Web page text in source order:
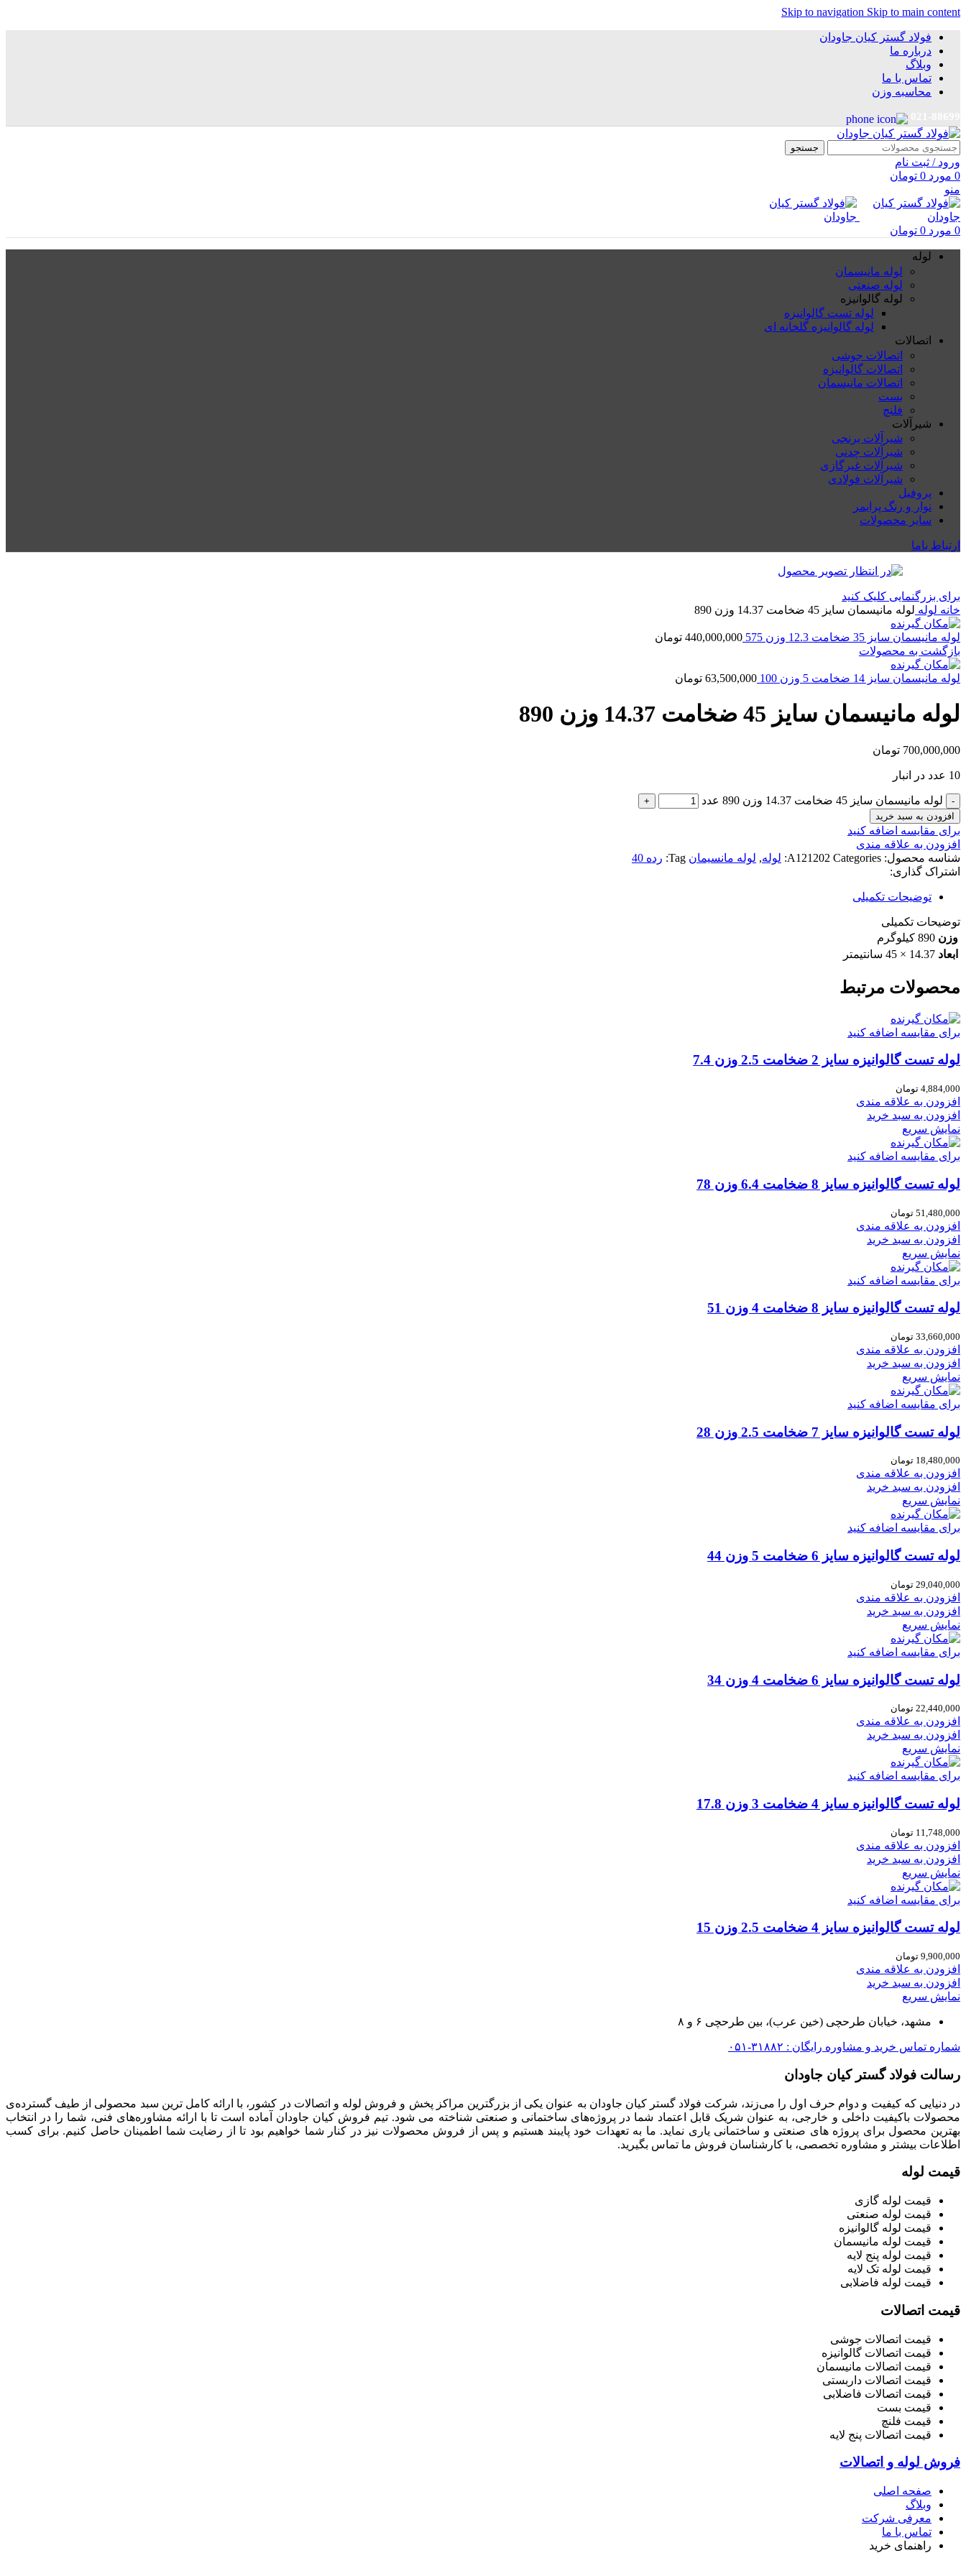
Skip to navigation Skip to main content
فولاد گستر کیان جاودان
درباره ما
وبلاگ
تماس با ما
محاسبه وزن
جستجو
ورود / ثبت نام
0 مورد 0 تومان
منو
0 مورد 0 تومان
لوله
لوله مانیسمان
لوله صنعتی
لوله گالوانیزه
لوله تست گالوانیزه
لوله گالوانیزه گلخانه ای
اتصالات
اتصالات جوشی
اتصالات گالوانیزه
اتصالات مانیسمان
بست
فلنچ
شیرآلات
شیرآلات برنجی
شیرآلات چدنی
شیرآلات غیرگازی
شیرآلات فولادی
پروفیل
نوار و رنگ پرایمر
سایر محصولات
ارتباط باما
برای بزرگنمایی کلیک کنید
خانه لوله لوله مانیسمان سایز 45 ضخامت 14.37 وزن 890
لوله مانیسمان سایز 35 ضخامت 12.3 وزن 575 440,000,000 تومان
بازگشت به محصولات
لوله مانیسمان سایز 14 ضخامت 5 وزن 100 63,500,000 تومان
لوله مانیسمان سایز 45 ضخامت 14.37 وزن 890
700,000,000 تومان
10 عدد در انبار
لوله مانیسمان سایز 45 ضخامت 14.37 وزن 890 عدد
افزودن به سبد خرید
برای مقایسه اضافه کنید
افزودن به علاقه مندی
شناسه محصول:
A121202 Categories: لوله, لوله مانسیمان Tag: رده 40
اشتراک گذاری:
توضیحات تکمیلی
توضیحات تکمیلی
وزن 890 کیلوگرم
ابعاد 14.37 × 45 سانتیمتر
محصولات مرتبط
برای مقایسه اضافه کنید
لوله تست گالوانیزه سایز 2 ضخامت 2.5 وزن 7.4
4,884,000 تومان
افزودن به علاقه مندی
افزودن به سبد خرید
نمایش سریع
برای مقایسه اضافه کنید
لوله تست گالوانیزه سایز 8 ضخامت 6.4 وزن 78
51,480,000 تومان
افزودن به علاقه مندی
افزودن به سبد خرید
نمایش سریع
برای مقایسه اضافه کنید
لوله تست گالوانیزه سایز 8 ضخامت 4 وزن 51
33,660,000 تومان
افزودن به علاقه مندی
افزودن به سبد خرید
نمایش سریع
برای مقایسه اضافه کنید
لوله تست گالوانیزه سایز 7 ضخامت 2.5 وزن 28
18,480,000 تومان
افزودن به علاقه مندی
افزودن به سبد خرید
نمایش سریع
برای مقایسه اضافه کنید
لوله تست گالوانیزه سایز 6 ضخامت 5 وزن 44
29,040,000 تومان
افزودن به علاقه مندی
افزودن به سبد خرید
نمایش سریع
برای مقایسه اضافه کنید
لوله تست گالوانیزه سایز 6 ضخامت 4 وزن 34
22,440,000 تومان
افزودن به علاقه مندی
افزودن به سبد خرید
نمایش سریع
برای مقایسه اضافه کنید
لوله تست گالوانیزه سایز 4 ضخامت 3 وزن 17.8
11,748,000 تومان
افزودن به علاقه مندی
افزودن به سبد خرید
نمایش سریع
برای مقایسه اضافه کنید
لوله تست گالوانیزه سایز 4 ضخامت 2.5 وزن 15
9,900,000 تومان
افزودن به علاقه مندی
افزودن به سبد خرید
نمایش سریع
مشهد، خیابان طرحچی (خین عرب)، بین طرحچی ۶ و ۸
شماره تماس خرید و مشاوره رایگان : ۳۱۸۸۲-۰۵۱
رسالت فولاد گستر کیان جاودان
در دنیایی که کیفیت و دوام حرف اول را می‌زند، شرکت فولاد گستر کیان جاودان به عنوان یکی از بزرگترین مراکز پخش و فروش لوله و اتصالات در کشور، با ارائه کامل ترین سبد محصولی از طیف گسترده‌‌ی
محصولات باکیفیت داخلی و خارجی، به عنوان شریک قابل اعتماد شما در پروژه‌های ساختمانی و صنعتی شناخته می شود. تیم فروش کیان جاودان آماده است تا با ارائه مشاوره‌های فنی، شما را در انتخاب
بهترین محصول برای پروژه های صنعتی و ساختمانی یاری نماید. ما به تعهدات خود پایبند هستیم و پس از فروش محصولات نیز در کنار شما خواهیم بود تا از رضایت شما اطمینان حاصل کنیم. برای کسب
اطلاعات بیشتر و مشاوره تخصصی، با کارشناسان فروش ما تماس بگیرید.
قیمت لوله
قیمت لوله گازی
قیمت لوله صنعتی
قیمت لوله گالوانیزه
قیمت لوله مانیسمان
قیمت لوله پنج لایه
قیمت لوله تک لایه
قیمت لوله فاضلابی
قیمت اتصالات
قیمت اتصالات جوشی
قیمت اتصالات گالوانیزه
قیمت اتصالات مانیسمان
قیمت اتصالات داربستی
قیمت اتصالات فاضلابی
قیمت بست
قیمت فلنچ
قیمت اتصالات پنج لایه
فروش لوله و اتصالات
صفحه اصلی
وبلاگ
معرفی شرکت
تماس با ما
راهنمای خرید